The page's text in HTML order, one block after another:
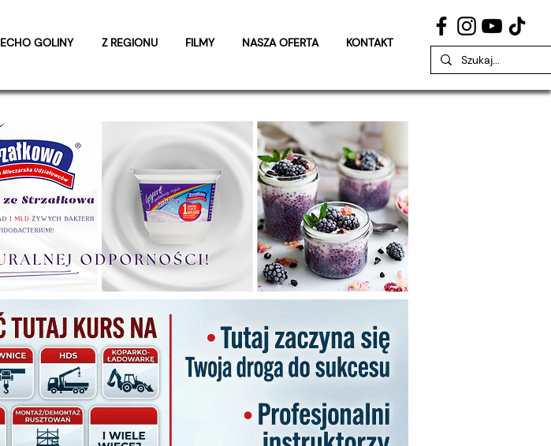
ECHO GOLINY Z REGIONU FILMY NASZA OFERTA KONTAKT